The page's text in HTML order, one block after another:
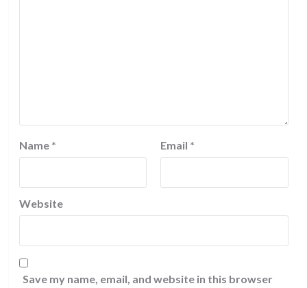
Name * Email *
Website
Save my name, email, and website in this browser